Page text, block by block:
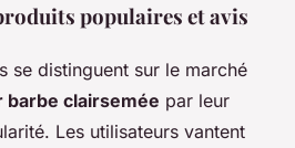
populaires et avis
se distinguent sur le marché
clairsemée par leur
Les utilisateurs vantent